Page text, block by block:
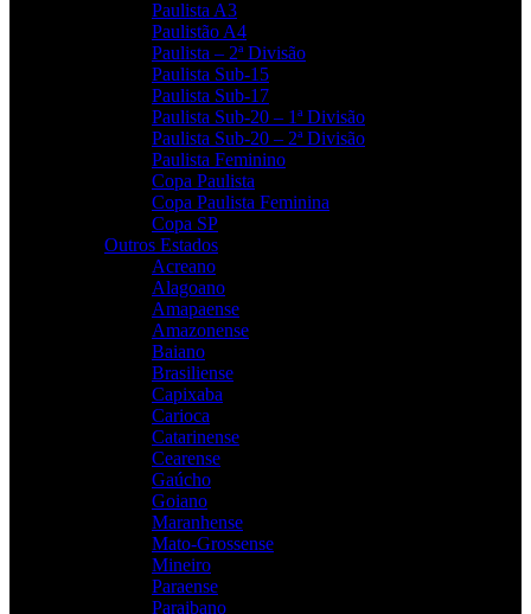
Paulista A3
Paulistão A4
Paulista – 2ª Divisão
Paulista Sub-15
Paulista Sub-17
Paulista Sub-20 – 1ª Divisão
Paulista Sub-20 – 2ª Divisão
Paulista Feminino
Copa Paulista
Copa Paulista Feminina
Copa SP
Outros Estados
Acreano
Alagoano
Amapaense
Amazonense
Baiano
Brasiliense
Capixaba
Carioca
Catarinense
Cearense
Gaúcho
Goiano
Maranhense
Mato-Grossense
Mineiro
Paraense
Paraibano